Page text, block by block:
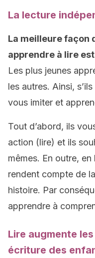
La lecture
La meilleure façon
apprendre à lire
Les plus jeunes
les autres. Ainsi,
vous imiter et
Tout d’abord, ils
action (lire) et ils
mêmes. En outre,
rendent compte de
histoire. Par
apprendre à
Lire augmente
écriture des